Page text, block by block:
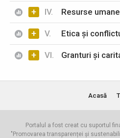
+ IV. Resurse umane
+ V. Etica și
+ VI. Granturi și
Acasă
Portalul a fost creat cu suportul
"Promovarea transparenței și